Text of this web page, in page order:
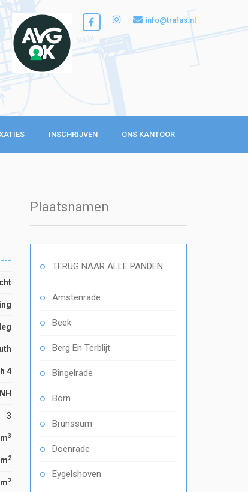
info@trafas.nl
INSCHRIJVEN ONS KANTOOR
4
3
3
2
2
Plaatsnamen
TERUG NAAR ALLE PANDEN
Amstenrade
Beek
Berg En Terblijt
Bingelrade
Born
Brunssum
Doenrade
Eygelshoven